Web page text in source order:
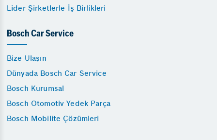
Lider Şirketlerle İş Birlikleri
Bosch Car Service
Bize Ulaşın
Dünyada Bosch Car Service
Bosch Kurumsal
Bosch Otomotiv Yedek Parça
Bosch Mobilite Çözümleri